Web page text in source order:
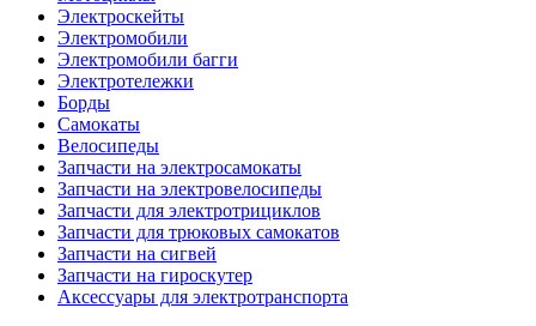
Электроскейты
Электромобили
Электромобили багги
Электротележки
Борды
Самокаты
Велосипеды
Запчасти на электросамокаты
Запчасти на электровелосипеды
Запчасти для электротрициклов
Запчасти для трюковых самокатов
Запчасти на сигвей
Запчасти на гироскутер
Аксессуары для электротранспорта